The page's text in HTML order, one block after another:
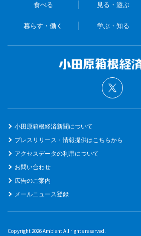
食べる 見る・遊ぶ
暮らす・働く 学ぶ・知る
小田原箱根経済新聞について
プレスリリース・情報提供はこちらから
アクセスデータの利用について
お問い合わせ
広告のご案内
メールニュース登録
Copyright 2026 Ambient All rights reserved.